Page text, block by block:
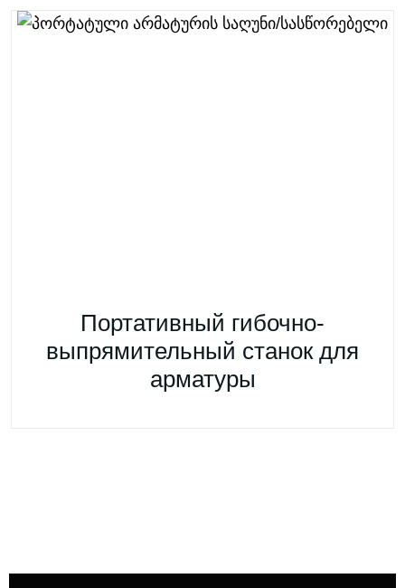
Портативный гибочно-
выпрямительный станок для
арматуры